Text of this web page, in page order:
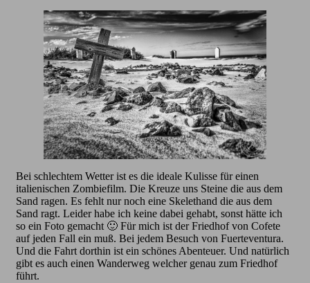
Bei schlechtem Wetter ist es die ideale Kulisse für einen
italienischen Zombiefilm. Die Kreuze uns Steine die aus dem
Sand ragen. Es fehlt nur noch eine Skelethand die aus dem
Sand ragt. Leider habe ich keine dabei gehabt, sonst hätte ich
so ein Foto gemacht 🙂 Für mich ist der Friedhof von Cofete
auf jeden Fall ein muß. Bei jedem Besuch von Fuerteventura.
Und die Fahrt dorthin ist ein schönes Abenteuer. Und natürlich
gibt es auch einen Wanderweg welcher genau zum Friedhof
führt.